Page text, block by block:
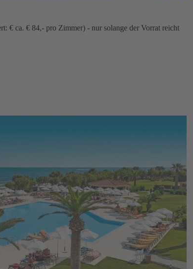
€ ca. € 84,- pro Zimmer) - nur solange der Vorrat reicht